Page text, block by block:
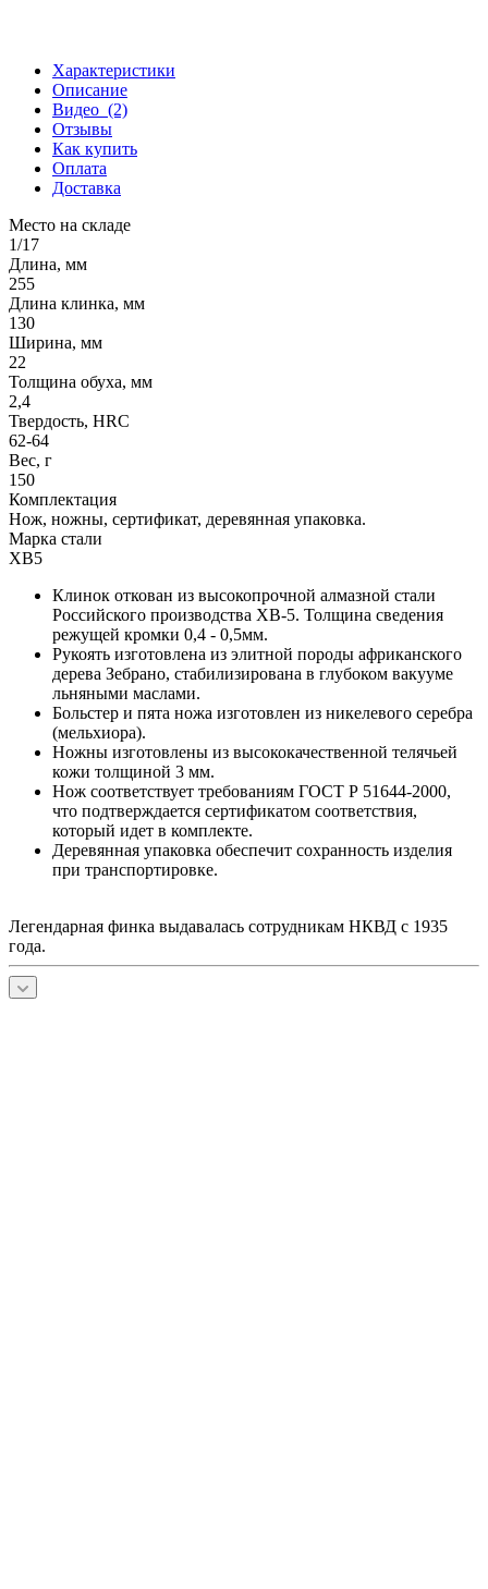
Характеристики
Описание
Видео (2)
Отзывы
Как купить
Оплата
Доставка
Место на складе
1/17
Длина, мм
255
Длина клинка, мм
130
Ширина, мм
22
Толщина обуха, мм
2,4
Твердость, HRC
62-64
Вес, г
150
Комплектация
Нож, ножны, сертификат, деревянная упаковка.
Марка стали
ХВ5
Клинок откован из высокопрочной алмазной стали
Российского производства ХВ-5. Толщина сведения
режущей кромки 0,4 - 0,5мм.
Рукоять изготовлена из элитной породы африканского
дерева Зебрано, стабилизирована в глубоком вакууме
льняными маслами.
Больстер и пята ножа изготовлен из никелевого серебра
(мельхиора).
Ножны изготовлены из высококачественной телячьей
кожи толщиной 3 мм.
Нож соответствует требованиям ГОСТ Р 51644-2000,
что подтверждается сертификатом соответствия,
который идет в комплекте.
Деревянная упаковка обеспечит сохранность изделия
при транспортировке.
Легендарная финка выдавалась сотрудникам НКВД с 1935
года.